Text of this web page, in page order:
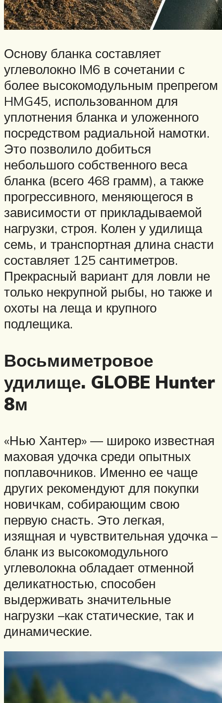
Основу бланка составляет
углеволокно IM6 в сочетании с
более высокомодульным препрегом
HMG45, использованном для
уплотнения бланка и уложенного
посредством радиальной намотки.
Это позволило добиться
небольшого собственного веса
бланка (всего 468 грамм), а также
прогрессивного, меняющегося в
зависимости от прикладываемой
нагрузки, строя. Колен у удилища
семь, и транспортная длина снасти
составляет 125 сантиметров.
Прекрасный вариант для ловли не
только некрупной рыбы, но также и
охоты на леща и крупного
подлещика.
Восьмиметровое
удилище. GLOBE Hunter
8м
«Нью Хантер» — широко известная
маховая удочка среди опытных
поплавочников. Именно ее чаще
других рекомендуют для покупки
новичкам, собирающим свою
первую снасть. Это легкая,
изящная и чувствительная удочка –
бланк из высокомодульного
углеволокна обладает отменной
деликатностью, способен
выдерживать значительные
нагрузки –как статические, так и
динамические.